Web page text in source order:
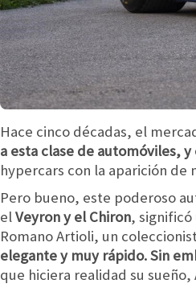
Hace cinco décadas, el
a esta clase de automóviles,
hypercars con la aparición
Pero bueno, este poderoso
elVeyron y el Chiron, significó
Romano Artioli, un
elegante y muy rápido. Sin
que hiciera realidad su